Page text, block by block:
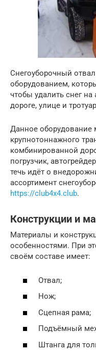
Снегоуборочный
оборудованием,
чтобы удалить снег
дороге, улице и
Данное оборудование
крупнотоннажного
комбинированной
погрузчик,
течь идёт о
ассортимент
https://club4x4.club.
Конструкции и
Материалы и
особенностями. При
своём составе имеет:
Отвал;
Нож;
Сцепная рама;
Подъёмный
Штанга для